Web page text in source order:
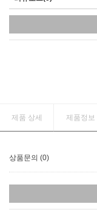
제품 상세 제품정보
상품문의 (0)